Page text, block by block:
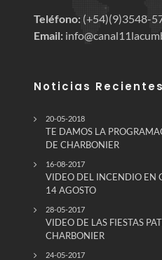
Teléfono: (+54)(9)3548-
Email:
Noticias Recientes
20-05-2018
TE DAMOS LA
DE CHARBONIER
16-08-2017
VIDEO DEL INCENDIO EN
14 AGOSTO
28-05-2017
VIDEO DE LAS FIESTAS
CHARBONIER
24-05-2017